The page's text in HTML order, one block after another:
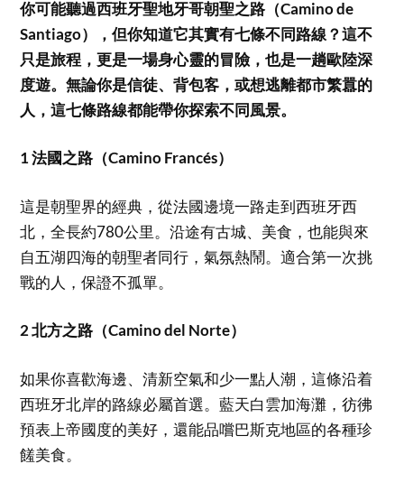
你可能聽過西班牙聖地牙哥朝聖之路（Camino de
Santiago），但你知道它其實有七條不同路線？這不
只是旅程，更是一場身心靈的冒險，也是一趟歐陸深
度遊。無論你是信徒、背包客，或想逃離都市繁囂的
人，這七條路線都能帶你探索不同風景。
1 法國之路（Camino Francés）
這是朝聖界的經典，從法國邊境一路走到西班牙西
北，全長約780公里。沿途有古城、美食，也能與來
自五湖四海的朝聖者同行，氣氛熱鬧。適合第一次挑
戰的人，保證不孤單。
2 北方之路（Camino del Norte）
如果你喜歡海邊、清新空氣和少一點人潮，這條沿着
西班牙北岸的路線必屬首選。藍天白雲加海灘，彷彿
預表上帝國度的美好，還能品嚐巴斯克地區的各種珍
饈美食。